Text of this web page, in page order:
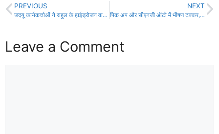
PREVIOUS
जदयू कार्यकर्त्ताओं ने राहुल के हाईड्रोजन वाले बयान पर बम फोड़कर उड़ाया मज़ाक
NEXT
पिक अप और सीएनजी ऑटो में भीषण टक्कर,एक की मौत चार जख़्मी, हालत गंभीर!
Leave a Comment